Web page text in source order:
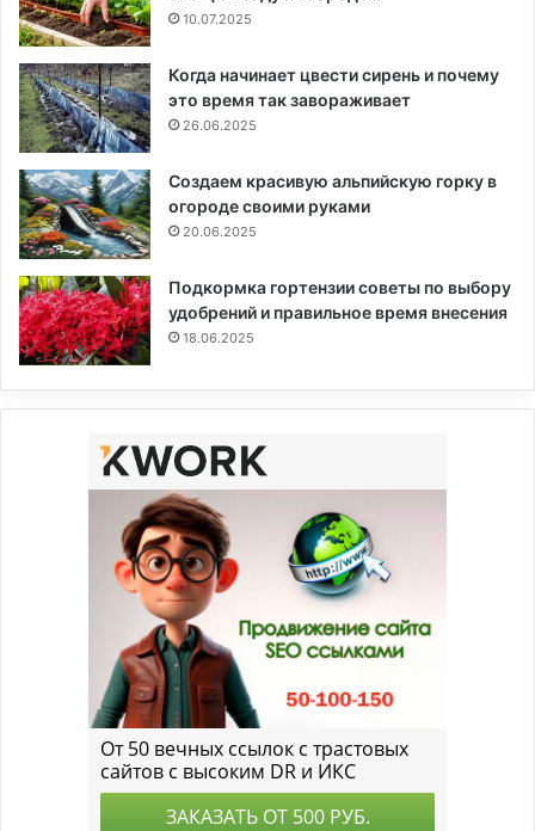
10.07.2025
Когда начинает цвести сирень и почему
это время так завораживает
26.06.2025
Создаем красивую альпийскую горку в
огороде своими руками
20.06.2025
Подкормка гортензии советы по выбору
удобрений и правильное время внесения
18.06.2025